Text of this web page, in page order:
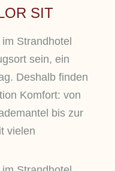
SIT
Strandhotel
sein, ein
Deshalb finden
Komfort: von
bis zur
vielen